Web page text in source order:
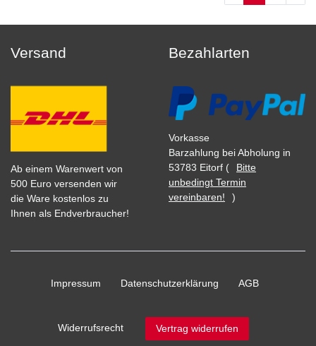
Versand
Ab einem Warenwert von
500 Euro versenden wir
die Ware kostenlos zu
Ihnen als Endverbraucher!
Bezahlarten
Vorkasse
Barzahlung bei Abholung in
53783 Eitorf (
Bitte
unbedingt Termin
vereinbaren!
)
Impressum Daten­schutz­erklärung AGB
Widerrufs­recht Vertrag widerrufen